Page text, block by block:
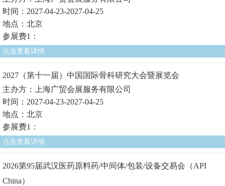
时间：2027-04-23-2027-04-25
地点：北京
参展费1：
点击查看详情
2027（第十一届）中国国际骨科研究大会暨展览会
主办方：上海广贸会展服务有限公司
时间：2027-04-23-2027-04-25
地点：北京
参展费1：
点击查看详情
2026第95届武汉医药原料药/中间体/包装/设备交易会（API
China）